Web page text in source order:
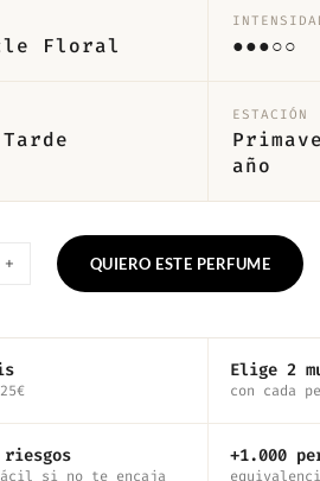
Floral ●●●○○
ESTACIÓN
año
QUIERO ESTE PERFUME
Elige 2
con cada
riesgos
si no te encaja
+1.000